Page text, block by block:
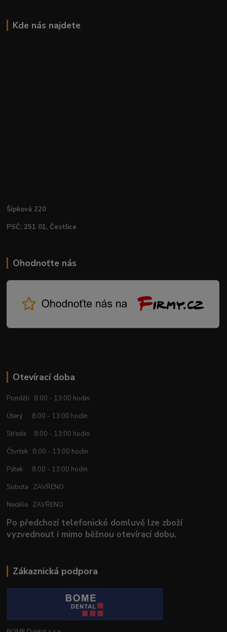
Kde nás najdete
Šípková 220
PSČ: 251 01, Čestlice
Ohodnoťte nás
Otevírací doba
Pondělí 8:00 - 13:00 hodin
Úterý 8:00 - 13:00 hodin
Středa 8:00 - 13:00 hodin
Čtvrtek 8:00 - 13:00 hodin
Pátek 8:00 - 13:00 hodin
Sobota ZAVŘENO
Neděle ZAVŘENO
Po předchozí telefonické domluvě lze zboží
vyzvednout i mimo běžnou otevírací dobu.
Zákaznická podpora